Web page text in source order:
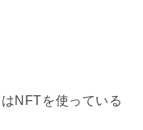
はNFTを使っている